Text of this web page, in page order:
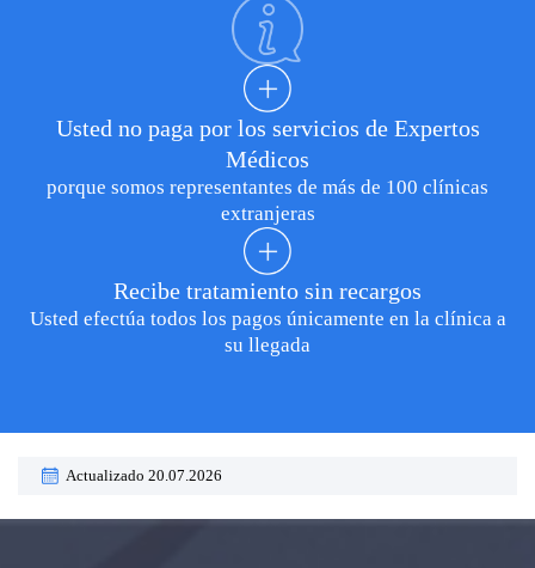
Usted no paga por los servicios de Expertos
Médicos
porque somos representantes de más de 100 clínicas
extranjeras
Recibe tratamiento sin recargos
Usted efectúa todos los pagos únicamente en la clínica a
su llegada
Actualizado 20.07.2026